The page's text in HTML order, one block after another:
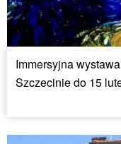
Immersyjna
Szczecinie do 15